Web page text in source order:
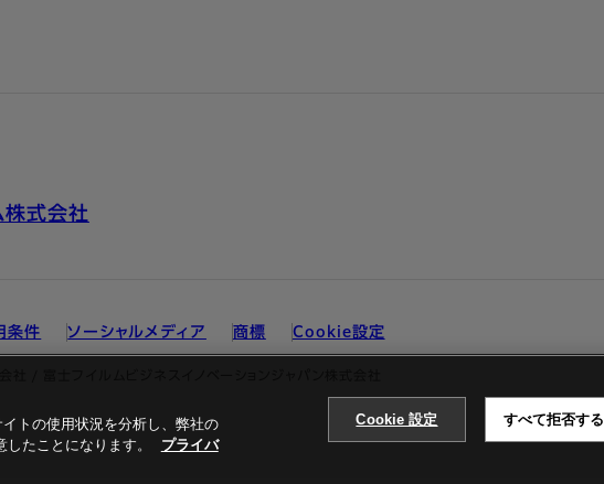
株式会社
条件 ソーシャルメディア 商標 Cookie設定
トの使用状況を分析し、弊社の
たことになります。
プライバ
Cookie 設定 すべて拒否する